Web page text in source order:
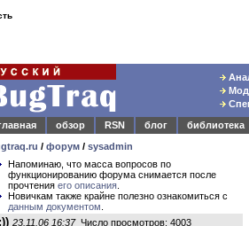
обзор RSN блог
библиотека
/ форум / sysadmin
Напоминаю, что масса вопросов по
функционированию форума снимается после
прочтения его описания
Новичкам также крайне полезно ознакомиться с
данным документом
:)) 23.11.06 16:37Число просмотров: 4003